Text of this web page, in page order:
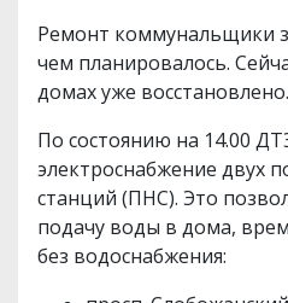
Ремонт коммунальщики
чем планировалось.
домах уже восстановлено.
По состоянию на 14.00
электроснабжение двух
станций (ПНС). Это
подачу воды в дома,
без водоснабжения: